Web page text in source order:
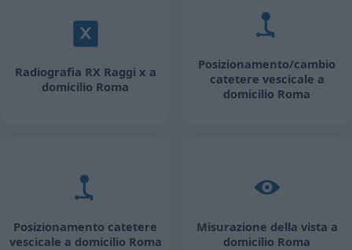
Radiografia RX Raggi x a
domicilio Roma
Posizionamento/cambio
catetere vescicale a
domicilio Roma
Posizionamento catetere
vescicale a domicilio Roma
Misurazione della vista a
domicilio Roma